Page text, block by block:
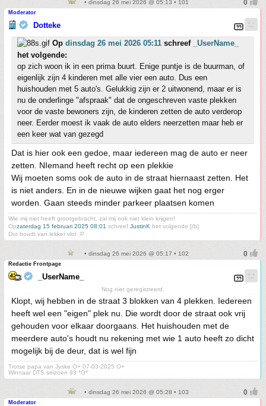
• dinsdag 26 mei 2026 @ 05:13 • 101
Moderator
Dotteke
Op dinsdag 26 mei 2026 05:11 schreef
_UserName_
het volgende:
op zich woon ik in een prima buurt. Enige puntje is de buurman, of
eigenlijk zijn 4 kinderen met alle vier een auto. Dus een
huishouden met 5 auto's. Gelukkig zijn er 2 uitwonend, maar er is
nu de onderlinge "afspraak" dat de ongeschreven vaste plekken
voor de vaste bewoners zijn, de kinderen zetten de auto verderop
neer. Eerder moest ik vaak de auto elders neerzetten maar heb er
een keer wat van gezegd
Dat is hier ook een gedoe, maar iedereen mag de auto er neer
zetten. NIemand heeft recht op een plekkie
Wij moeten soms ook de auto in de straat hiernaast zetten. Het
is niet anders. En in de nieuwe wijken gaat het nog erger
worden. Gaan steeds minder parkeer plaatsen komen
Wie mij niet heeft grootgebracht, zal mij ook niet klein krijgen!
Opzaterdag 15 februari 2025 08:01 schreef JustinK het volgende:[/b]
Dot houdt van lekker vlot :P
• dinsdag 26 mei 2026 @ 05:17 • 102
Redactie Frontpage
_UserName_
Nog niet geregistreerd.
Klopt, wij hebben in de straat 3 blokken van 4 plekken. Iedereen
heeft wel een "eigen" plek nu. Die wordt door de straat ook vrij
gehouden voor elkaar doorgaans. Het huishouden met de
meerdere auto's houdt nu rekening met wie 1 auto heeft zo dicht
mogelijk bij de deur, dat is wel fijn
Trotse papa van Jyske O+ 07-03-2025 O+
Winnaar DTS seizoen 93 *O*
• dinsdag 26 mei 2026 @ 05:28 • 103
Moderator